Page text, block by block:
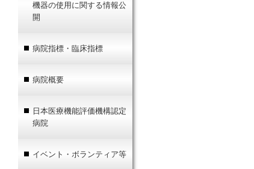
機器の使用に関する情報公
開
病院指標・臨床指標
病院概要
日本医療機能評価機構認定
病院
イベント・ボランティア等